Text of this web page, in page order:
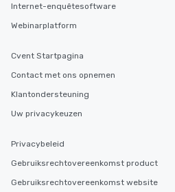
Internet-enquêtesoftware
Webinarplatform
Cvent Startpagina
Contact met ons opnemen
Klantondersteuning
Uw privacykeuzen
Privacybeleid
Gebruiksrechtovereenkomst product
Gebruiksrechtovereenkomst website